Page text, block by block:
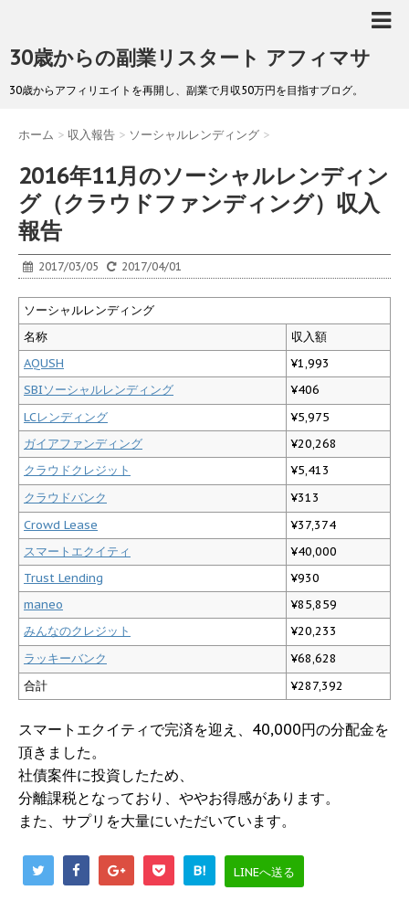
30歳からの副業リスタート アフィマサ
30歳からアフィリエイトを再開し、副業で月収50万円を目指すブログ。
ホーム > 収入報告 > ソーシャルレンディング >
2016年11月のソーシャルレンディン
グ（クラウドファンディング）収入
報告
2017/03/05 2017/04/01
ソーシャルレンディング
名称
収入額
AQUSH
¥1,993
SBIソーシャルレンディング
¥406
LCレンディング
¥5,975
ガイアファンディング
¥20,268
クラウドクレジット
¥5,413
クラウドバンク
¥313
Crowd Lease
¥37,374
スマートエクイティ
¥40,000
Trust Lending
¥930
maneo
¥85,859
みんなのクレジット
¥20,233
ラッキーバンク
¥68,628
合計
¥287,392
スマートエクイティで完済を迎え、40,000円の分配金を
頂きました。
社債案件に投資したため、
分離課税となっており、ややお得感があります。
また、サプリを大量にいただいています。
B! LINEへ送る